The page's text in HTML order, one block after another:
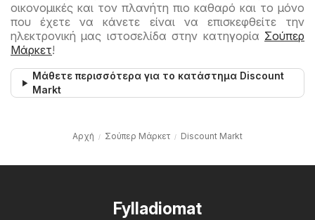
οικονομικές και τον πλανήτη πιο καθαρό και το μόνο
που έχετε να κάνετε είναι να επισκεφθείτε την
ηλεκτρονική μας ιστοσελίδα στην κατηγορία Σούπερ
Μάρκετ!
Μάθετε περισσότερα για το κατάστημα Discount
Markt
Αρχή Σούπερ Μάρκετ Discount Markt
Fylladiomat